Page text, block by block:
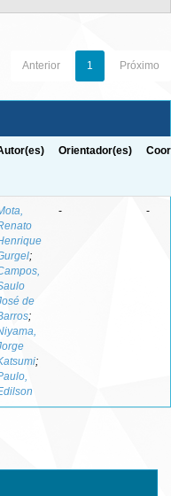
Anterior 1 Próximo
Orientador(es)
;
de
;
;
- -